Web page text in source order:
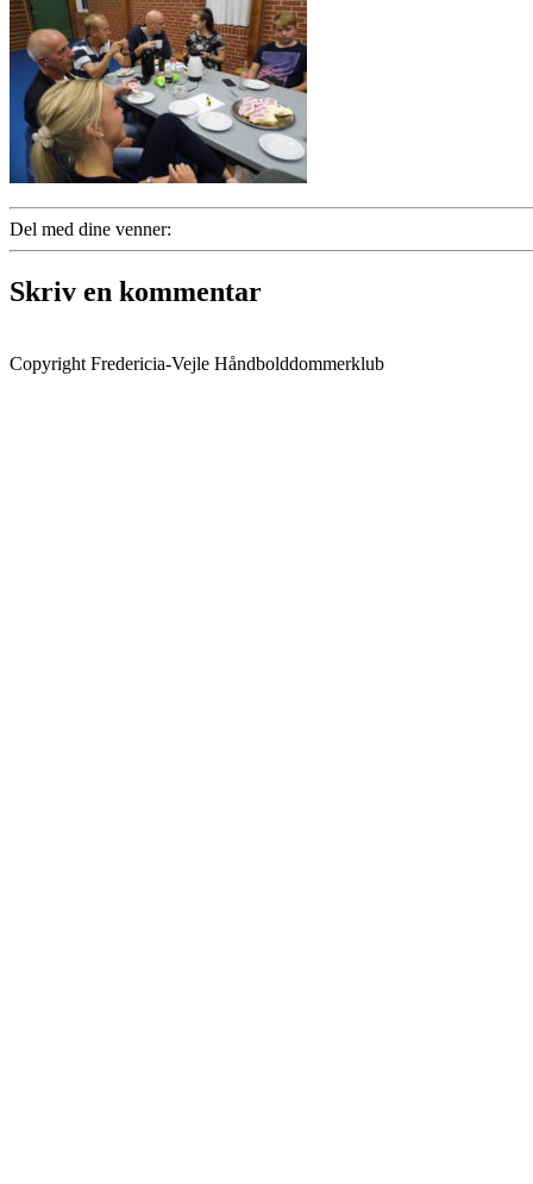
Del med dine venner:
Skriv en kommentar
Copyright Fredericia-Vejle Håndbolddommerklub